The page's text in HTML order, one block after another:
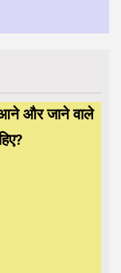
आने और जाने वाले